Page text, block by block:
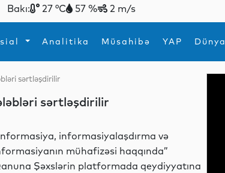
Bakı: 27 °C 57 % 2 m/s
Analitika Müsahibə YAP Dünya
İdman Yeni texnologiyalar
sərtləşdirilir
sərtləşdirilir
informasiyalaşdırma və
mühafizəsi haqqında”
Şəxslərin platformada qeydiyyatına